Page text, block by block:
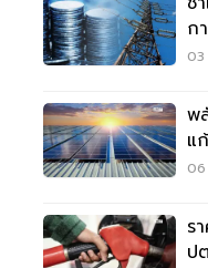
ก
03
พ
แ
ร
ป